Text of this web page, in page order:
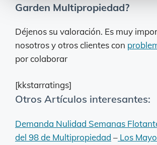
Garden Multipropiedad?
Déjenos su valoración. Es muy
nosotros y otros clientes con
por colaborar
[kkstarratings]
Otros Artículos interesantes:
Demanda Nulidad Semanas
del 98 de Multipropiedad – Los